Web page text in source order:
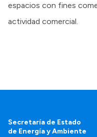
espacios con fines
actividad comercial.
Secretaría de Estado
de Energía y Ambiente